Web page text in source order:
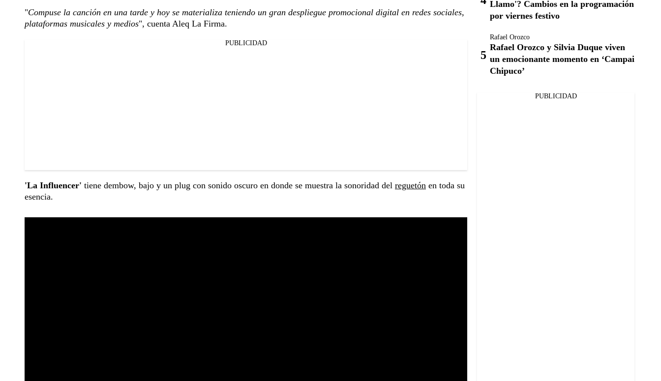
"Compuse la canción en una tarde y hoy se materializa teniendo un gran despliegue promocional digital en redes sociales,
plataformas musicales y medios", cuenta Aleq La Firma.
PUBLICIDAD
'La Influencer' tiene dembow, bajo y un plug con sonido oscuro en donde se muestra la sonoridad del reguetón en toda su
esencia.
Llamo'? Cambios en la programación
por viernes festivo
Rafael Orozco
Rafael Orozco y Silvia Duque viven
un emocionante momento en ‘Campai
Chipuco’
PUBLICIDAD